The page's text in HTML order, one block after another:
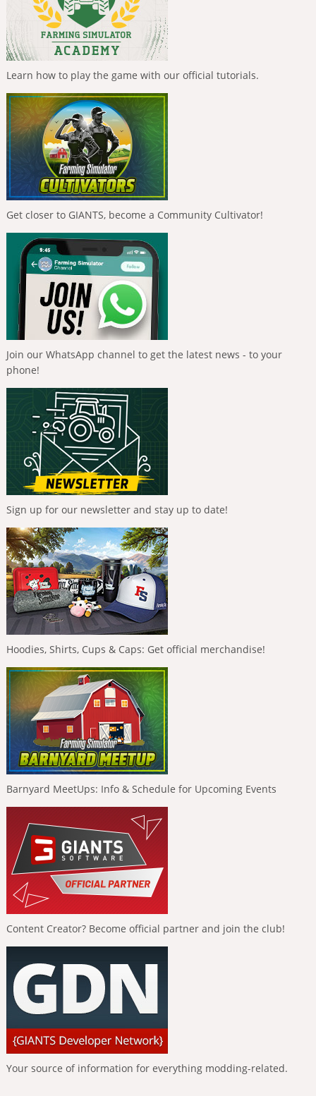
Learn how to play the game with our official tutorials.
Get closer to GIANTS, become a Community Cultivator!
Join our WhatsApp channel to get the latest news - to your
phone!
Sign up for our newsletter and stay up to date!
Hoodies, Shirts, Cups & Caps: Get official merchandise!
Barnyard MeetUps: Info & Schedule for Upcoming Events
Content Creator? Become official partner and join the club!
Your source of information for everything modding-related.